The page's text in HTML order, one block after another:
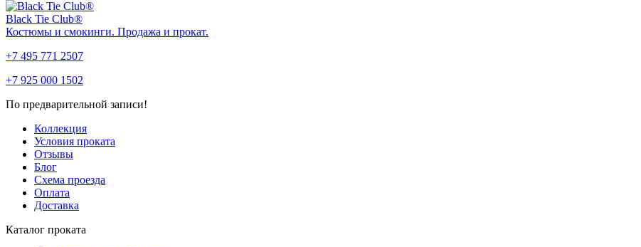
Black Tie Club®
Костюмы и смокинги. Продажа и прокат.
+7 495 771 2507
+7 925 000 1502
По предварительной записи!
Коллекция
Условия проката
Отзывы
Блог
Схема проезда
Оплата
Доставка
Каталог проката